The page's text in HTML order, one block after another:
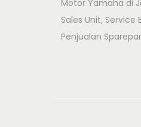
Motor Yamaha di
Sales Unit, Service
Penjualan